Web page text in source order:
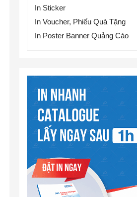
In Sticker
In Voucher, Phiếu Quà Tặng
In Poster Banner Quảng Cáo